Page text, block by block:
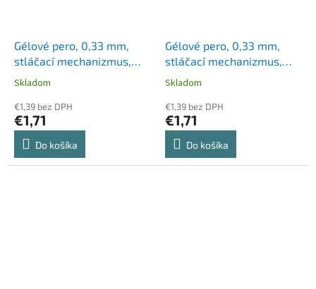
Gélové pero, 0,33 mm,
stláčací mechanizmus,
ZEBRA "Sarasa Clip",
Skladom
€1,39 bez DPH
€1,71
Do košíka
Gélové pero, 0,33 mm,
stláčací mechanizmus,
ZEBRA "Sarasa Clip",
Skladom
€1,39 bez DPH
€1,71
Do košíka